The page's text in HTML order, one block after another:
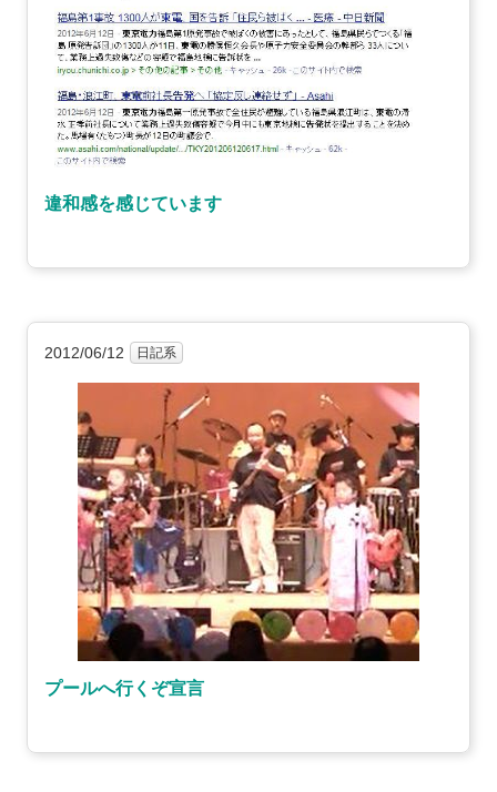
違和感を感じています
2012/06/12 日記系
プールへ行くぞ宣言